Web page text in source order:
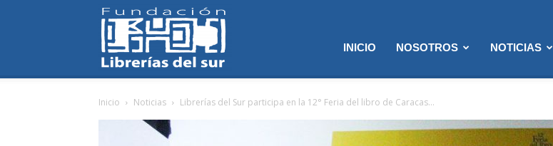
Librerías
INICIO NOSOTROS NOTICIAS
Inicio Noticias Librerías del Sur participa en la 12° Feria del libro de Caracas...